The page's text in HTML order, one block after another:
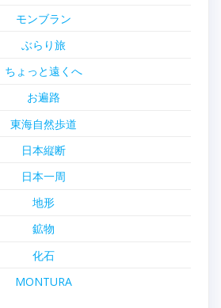
モンブラン
ぶらり旅
ちょっと遠くへ
お遍路
東海自然歩道
日本縦断
日本一周
地形
鉱物
化石
MONTURA